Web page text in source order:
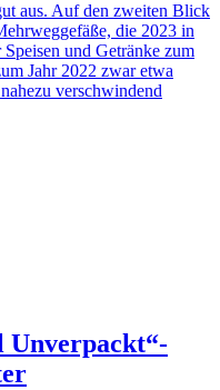
aus. Auf den zweiten Blick
die 2023 in
und Getränke zum
Jahr 2022 zwar etwa
verschwindend